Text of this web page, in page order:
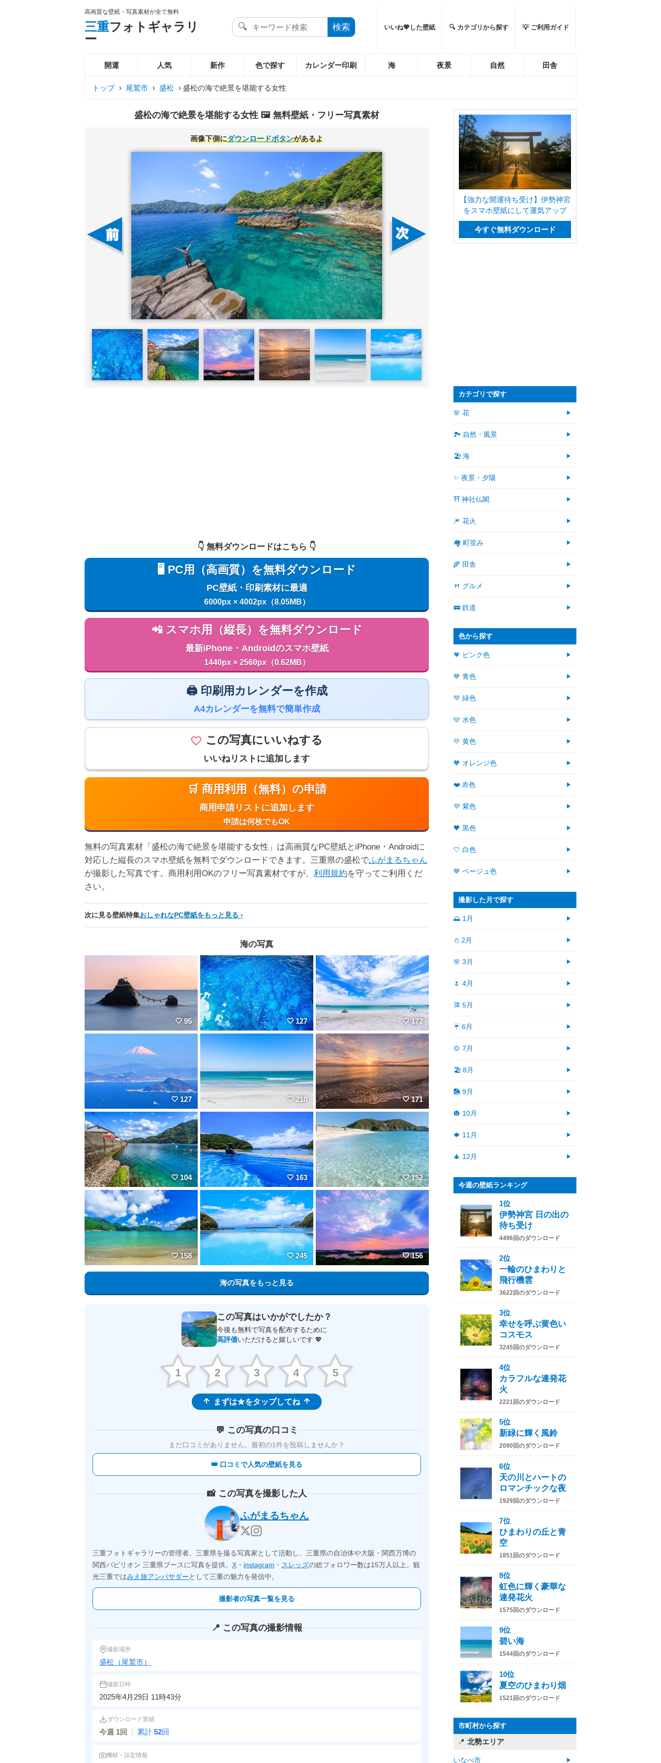
高画質な壁紙・写真素材が全て無料
三重フォトギャラリ
ー
いいね💖した壁紙 🔍 カテゴリから探す 💡 ご利用ガイド
開運 人気 新作 色で探す カレンダー印刷 海 夜景 自然 田舎
トップ › 尾鷲市 › 盛松 › 盛松の海で絶景を堪能する女性
盛松の海で絶景を堪能する女性 🖼️ 無料壁紙・フリー写真素材
画像下側にダウンロードボタンがあるよ
👇️ 無料ダウンロードはこちら 👇️
🖥️ PC用（高画質）を無料ダウンロード
PC壁紙・印刷素材に最適
6000px × 4002px（8.05MB）
📲 スマホ用（縦長）を無料ダウンロード
最新iPhone・Androidのスマホ壁紙
1440px × 2560px（0.62MB）
🖨️ 印刷用カレンダーを作成
A4カレンダーを無料で簡単作成
この写真にいいねする
いいねリストに追加します
🛒 商用利用（無料）の申請
商用申請リストに追加します
申請は何枚でもOK
無料の写真素材「盛松の海で絶景を堪能する女性」は高画質なPC壁紙とiPhone・Androidに
対応した縦長のスマホ壁紙を無料でダウンロードできます。三重県の盛松でふがまるちゃん
が撮影した写真です。商用利用OKのフリー写真素材ですが、 利用規約を守ってご利用くだ
さい。
次に見る壁紙特集おしゃれなPC壁紙をもっと見る
海の写真
95 127 172
127 210 171
104 163 152
158 245 156
海の写真をもっと見る
この写真はいかがでしたか？
今後も無料で写真を配布するために
高評価いただけると嬉しいです 💖
1 2 3 4 5
まずは★をタップしてね
💬 この写真の口コミ
まだ口コミがありません。 最初の1件を投稿しませんか？
👑 口コミで人気の壁紙を見る
📸 この写真を撮影した人
ふがまるちゃん
三重フォトギャラリーの管理者。三重県を撮る写真家として活動し、三重県の自治体や大阪・関西万博の
関西パビリオン 三重県ブースに写真を提供。 X ・ instagram ・ スレッズの総フォロワー数は15万人以上。観
光三重ではみえ旅アンバサダーとして三重の魅力を発信中。
撮影者の写真一覧を見る
📍 この写真の撮影情報
撮影場所
盛松（尾鷲市）
撮影日時
2025年4月29日 11時43分
ダウンロード実績
今週 1回 | 累計 52回
機材・設定情報
【強力な開運待ち受け】伊勢神宮
をスマホ壁紙にして運気アップ
今すぐ無料ダウンロード
カテゴリで探す
🌸 花
🏞️ 自然・風景
🏖 海
✨ 夜景・夕陽
⛩ 神社仏閣
🎆 花火
🏘 町並み
🌾 田舎
🍴 グルメ
🚃 鉄道
色から探す
💗 ピンク色
💙 青色
💚 緑色
🩵 水色
💛 黄色
🧡 オレンジ色
❤️ 赤色
💜 紫色
🖤 黒色
🤍 白色
🤎 ベージュ色
撮影した月で探す
🌅 1月
⛄ 2月
🌸 3月
🌷 4月
🎏 5月
☔ 6月
🌻 7月
🏖 8月
🎑 9月
🎃 10月
🍁 11月
🎄 12月
今週の壁紙ランキング
1位
伊勢神宮 日の出の
待ち受け
4496回のダウンロード
2位
一輪のひまわりと
飛行機雲
3622回のダウンロード
3位
幸せを呼ぶ黄色い
コスモス
3245回のダウンロード
4位
カラフルな連発花
火
2221回のダウンロード
5位
新緑に輝く風鈴
2090回のダウンロード
6位
天の川とハートの
ロマンチックな夜
1929回のダウンロード
7位
ひまわりの丘と青
空
1851回のダウンロード
8位
虹色に輝く豪華な
連発花火
1575回のダウンロード
9位
碧い海
1544回のダウンロード
10位
夏空のひまわり畑
1521回のダウンロード
市町村から探す
北勢エリア
いなべ市